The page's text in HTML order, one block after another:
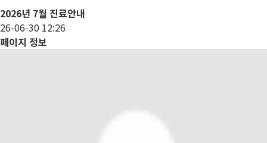
2026년 7월 진료안내
26-06-30 12:26
페이지 정보